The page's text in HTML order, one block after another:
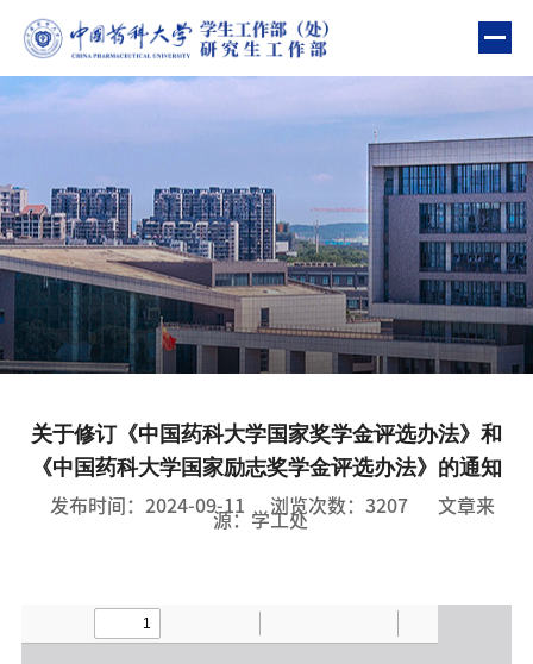
部门简介
教育管理
资助管理
心理健康
队伍建设
政策指南
关于修订《中国药科大学国家奖学金评选办法》和
《中国药科大学国家励志奖学金评选办法》的通知
发布时间：2024-09-11 浏览次数：3207 文章来
源：学工处